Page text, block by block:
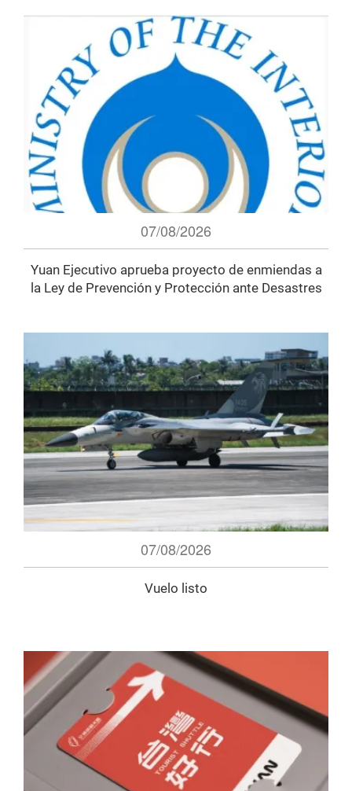
07/08/2026
Yuan Ejecutivo aprueba proyecto de enmiendas a
la Ley de Prevención y Protección ante Desastres
07/08/2026
Vuelo listo